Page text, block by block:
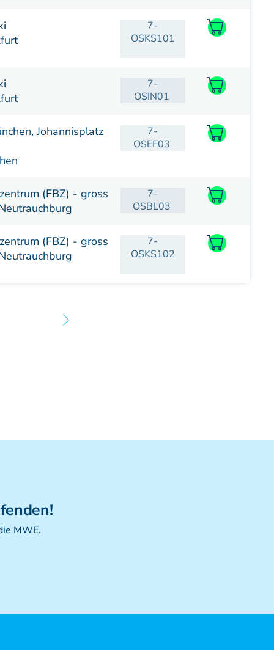
7-
OSKS101
7-
OSIN01
Johannisplatz
7-
OSEF03
(FBZ) - gross
7-
OSBL03
(FBZ) - gross
7-
OSKS102
MWE.